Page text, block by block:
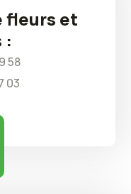
fleurs et
:
58
03